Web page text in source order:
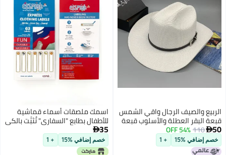
الربيع والصيف الرجال واقي الشمس
قبعة البقر العطلة والأسلوب قبعة
القش الساخنة بيع قابلة للطي قبعة
القش للأطفال
50
110
54% OFF
خصم إضافي %15 + 1
اسمك ملصقات أسماء قماشية
للأطفال بطابع "السفاري" تُثبَّت بالكي
- 63 قطعة قابلة للكتابة عليها،
مخصصة لزي المدرسة ودور
الحضانة.
35
خصم إضافي %15 + 1